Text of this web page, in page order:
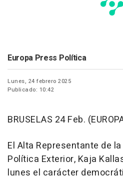
Europa Press Política
Lunes, 24 febrero 2025
Publicado: 10:42
BRUSELAS 24 Feb.
El Alta Representante de
Política Exterior, Kaja
lunes el carácter